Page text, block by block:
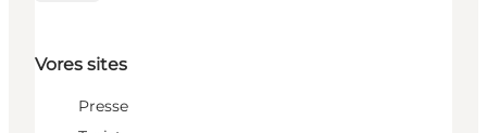
Vores sites
Presse